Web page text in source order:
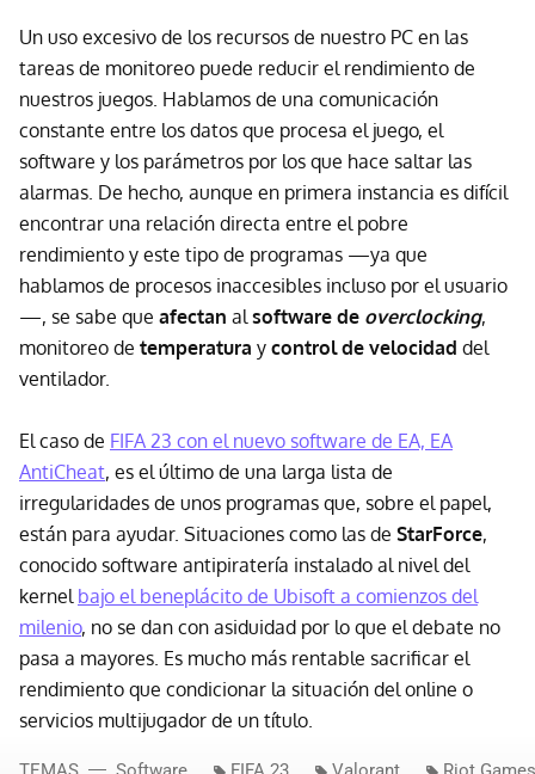
Un uso excesivo de los recursos de nuestro PC en las
tareas de monitoreo puede reducir el rendimiento de
nuestros juegos. Hablamos de una comunicación
constante entre los datos que procesa el juego, el
software y los parámetros por los que hace saltar las
alarmas. De hecho, aunque en primera instancia es difícil
encontrar una relación directa entre el pobre
rendimiento y este tipo de programas —ya que
hablamos de procesos inaccesibles incluso por el usuario
—, se sabe que afectan al software de overclocking,
monitoreo de temperatura y control de velocidad del
ventilador.
El caso de FIFA 23 con el nuevo software de EA, EA
AntiCheat, es el último de una larga lista de
irregularidades de unos programas que, sobre el papel,
están para ayudar. Situaciones como las de StarForce,
conocido software antipiratería instalado al nivel del
kernel bajo el beneplácito de Ubisoft a comienzos del
milenio, no se dan con asiduidad por lo que el debate no
pasa a mayores. Es mucho más rentable sacrificar el
rendimiento que condicionar la situación del online o
servicios multijugador de un título.